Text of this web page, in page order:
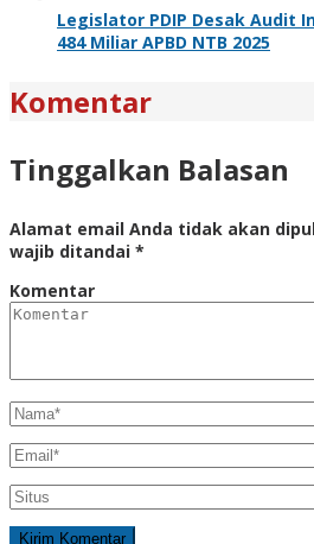
Legislator PDIP Desak Audit
484 Miliar APBD NTB 2025
Komentar
Tinggalkan Balasan
Alamat email Anda tidak akan
wajib ditandai *
Komentar